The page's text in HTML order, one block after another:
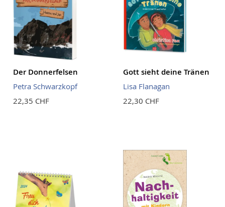
Der Donnerfelsen
Petra Schwarzkopf
22,35 CHF
Gott sieht deine Tränen
Lisa Flanagan
22,30 CHF